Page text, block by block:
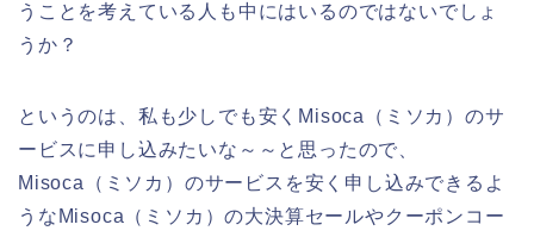
うことを考えている人も中にはいるのではないでしょ
うか？
というのは、私も少しでも安くMisoca（ミソカ）のサ
ービスに申し込みたいな～～と思ったので、
Misoca（ミソカ）のサービスを安く申し込みできるよ
うなMisoca（ミソカ）の大決算セールやクーポンコー